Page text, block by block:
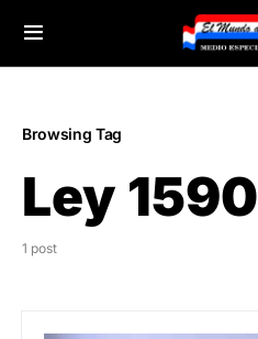
Browsing Tag
Ley 1590
1 post